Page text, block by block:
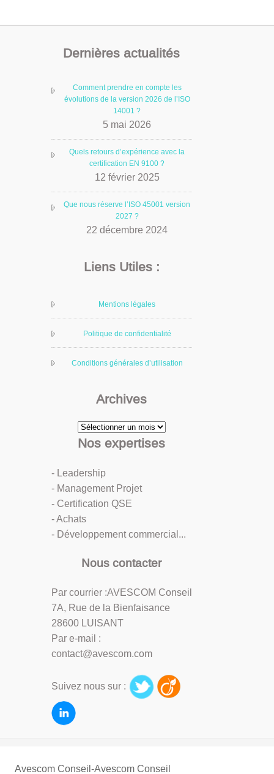
Dernières actualités
Comment prendre en compte les
évolutions de la version 2026 de l’ISO
14001 ?
5 mai 2026
Quels retours d’expérience avec la
certification EN 9100 ?
12 février 2025
Que nous réserve l’ISO 45001 version
2027 ?
22 décembre 2024
Liens Utiles :
Mentions légales
Politique de confidentialité
Conditions générales d’utilisation
Archives
Archives
Nos expertises
- Leadership
- Management Projet
- Certification QSE
- Achats
- Développement commercial...
Nous contacter
Par courrier :AVESCOM Conseil
7A, Rue de la Bienfaisance
28600 LUISANT
Par e-mail :
contact@avescom.com
Suivez nous sur :
Avescom Conseil-Avescom Conseil